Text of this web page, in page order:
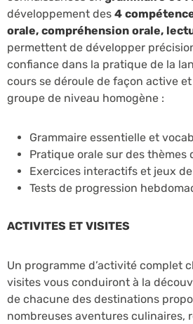
développement des 4
orale, compréhension orale,
permettent de développer
confiance dans la pratique de la
cours se déroule de façon active et
groupe de niveau homogène :
Grammaire essentielle et
Pratique orale sur des thèmes
Exercices interactifs et jeux
Tests de progression
ACTIVITES ET VISITES
Un programme d’activité complet
visites vous conduiront à la
de chacune des destinations
nombreuses aventures culinaires,